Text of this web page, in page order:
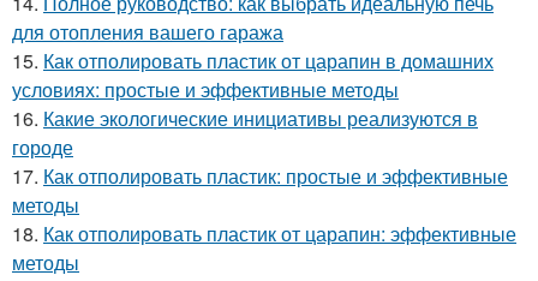
для отопления вашего гаража
15. Как отполировать пластик от царапин в домашних
условиях: простые и эффективные методы
16. Какие экологические инициативы реализуются в
городе
17. Как отполировать пластик: простые и эффективные
методы
18. Как отполировать пластик от царапин: эффективные
методы